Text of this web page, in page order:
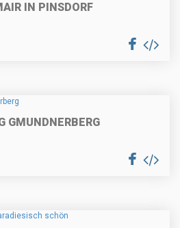
IN PINSDORF
GMUNDNERBERG